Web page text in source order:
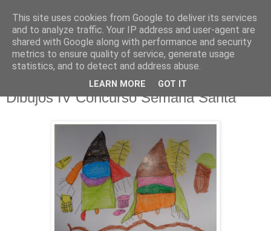
Hermandad de la
Santísima Cruz
Dibujos IV Concurso Semana Santa
This site uses cookies from Google to deliver its services
and to analyze traffic. Your IP address and user-agent are
shared with Google along with performance and security
metrics to ensure quality of service, generate usage
statistics, and to detect and address abuse.
LEARN MORE GOT IT